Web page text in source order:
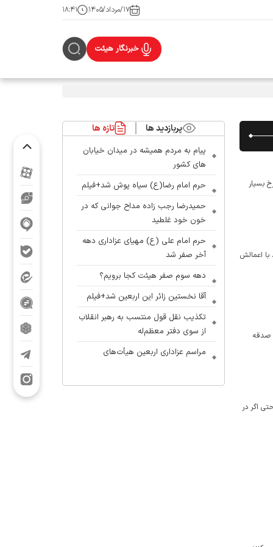
۱۷/مرداد/۱۴۰۵ ۱۸:۴۱
خبرنگار هیئت
بسیار
اعمالش
و صدقه
اگر در
پربازدید ها تازه ها
پیام به مردم همیشه در میدان خیابان
های کشور
حرم امام رضا(ع) سیاه پوش شد+فیلم
حمیدرضا رجب زاده مداح جوانی که در
خون خود غلطید
حرم امام علی (ع) مهیای عزاداری دهه
آخر صفر شد
دهه سوم صفر هیئت کجا برویم؟
آقا نخستین زائر این اربعین شد+فیلم
تکذیب نقل قول منتسب به رهبر انقلاب
از سوی دفتر معظم‌له
مراسم عزاداری اربعین هیأت‌های